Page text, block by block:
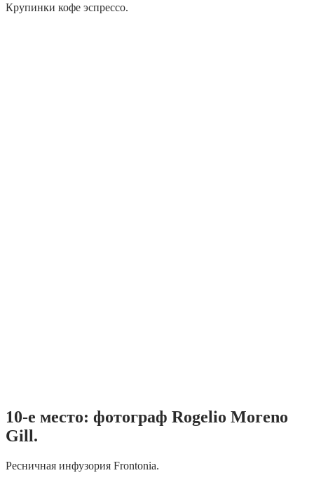
Крупинки кофе эспрессо.
10-е место: фотограф Rogelio Moreno
Gill.
Ресничная инфузория Frontonia.